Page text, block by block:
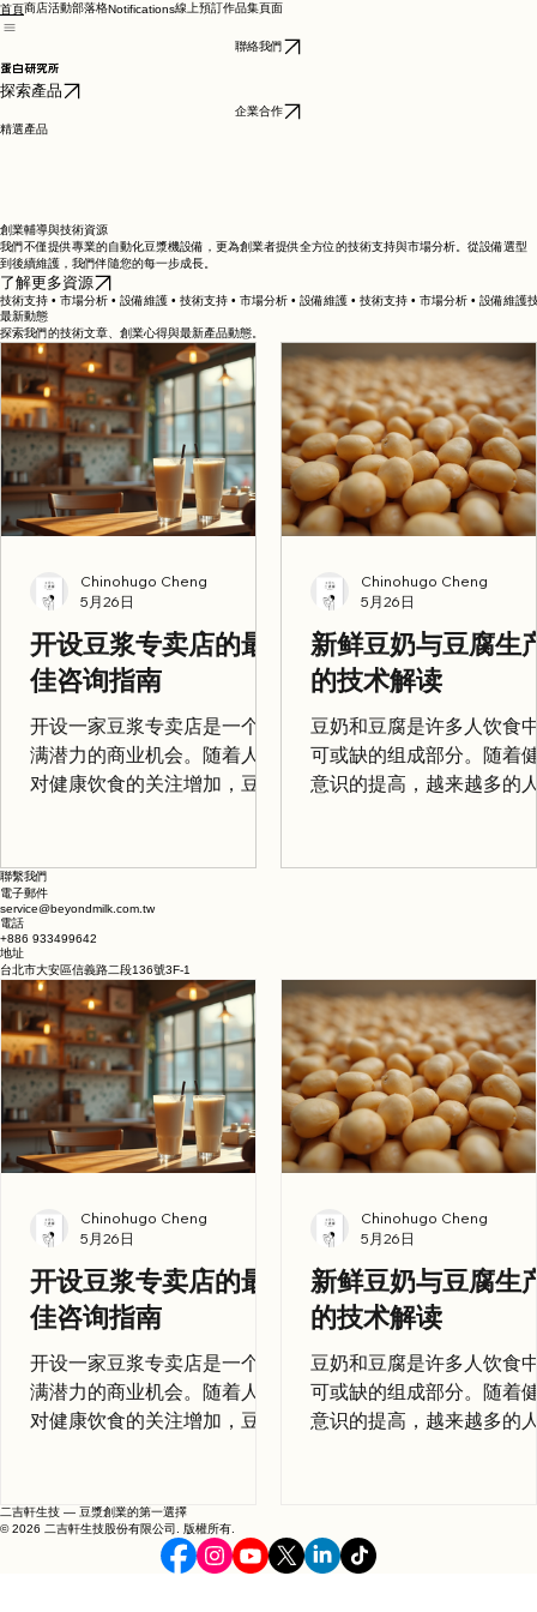
首頁商店活動部落格Notifications線上預訂作品集頁面
聯絡我們
蛋白研究所​
探索產品
企業合作
精選產品
創業輔導與技術資源
我們不僅提供專業的自動化豆漿機設備，更為創業者提供全方位的技術支持與市場分析。從設備選型
到後續維護，我們伴隨您的每一步成長。
了解更多資源
技術支持 • 市場分析 • 設備維護 • 技術支持 • 市場分析 • 設備維護 • 技術支持 • 市場分析 • 設備維護
最新動態
探索我們的技術文章、創業心得與最新產品動態。
开设豆浆专卖店的最
佳咨询指南
开设一家豆浆专卖店是一个充
满潜力的商业机会。随着人们
对健康饮食的关注增加，豆浆
然而，成功开设并运营一家豆
浆专卖店并非易事。本文将为
市场需求 在开设豆浆专卖店之
前，首先需要了解市场需求。
豆浆的消费群体主要包括以下
几类： 健康意识强的消费者：
越来越多的人开始关注饮食健
康，豆浆因其低脂肪、高蛋白
的特性成为了他们的首选。 素
素食者和乳糖不耐受者的理想
替代品，满足了他们对饮品的
需求。 年轻人和学生：豆浆的
便捷性和多样化口味吸引了大
量年轻消费者。 通过市场调
研，您可以更好地了解目标客
户的需求和偏好，从而制定相
应的产品和营销策略。 选址策
一些选址时需要考虑的因素：
人流量：选择人流量大的区
域，如学校、商业街或社区中
Chinohugo Cheng
5月26日
新鲜豆奶与豆腐生
的技术解读
豆奶和豆腐是许多人饮食
可或缺的组成部分。随着
意识的提高，越来越多的
腐的生产技术，帮助读者
生产高质量豆奶的第一步
豆应具备以下特征： 新鲜
新鲜的大豆含有更多的营
分。 品种：不同品种的大
口感和营养成分上有所不
选择适合的品种可以提升
的风味。 浸泡与清洗 在生
水中。浸泡的时间通常为
12小时，这样可以使大豆
膨胀，便于后续的加工。
后，需将大豆彻底清洗，
除杂质和异味。 磨浆 浸泡
的大豆需要进行磨浆。磨
过程通常使用磨豆机，磨
腻的豆浆。这个过程不仅
和去除豆腥味。煮浆的时
温度需要控制得当，过长
Chinohugo Cheng
5月26日
聯繫我們
電子郵件
​service@beyondmilk.com.tw
電話
+886 933499642
地址
台北市大安區信義路二段136號3F-1
开设豆浆专卖店的最
佳咨询指南
开设一家豆浆专卖店是一个充
满潜力的商业机会。随着人们
对健康饮食的关注增加，豆浆
然而，成功开设并运营一家豆
浆专卖店并非易事。本文将为
您提供全面的咨询指南，帮助
Chinohugo Cheng
5月26日
新鲜豆奶与豆腐生
的技术解读
豆奶和豆腐是许多人饮食
可或缺的组成部分。随着
意识的提高，越来越多的
地理解这一过程。 豆奶的
过程 原料选择 豆奶的主要
Chinohugo Cheng
5月26日
二吉軒生技 — 豆漿創業的第一選擇
© 2026 二吉軒生技股份有限公司. 版權所有.